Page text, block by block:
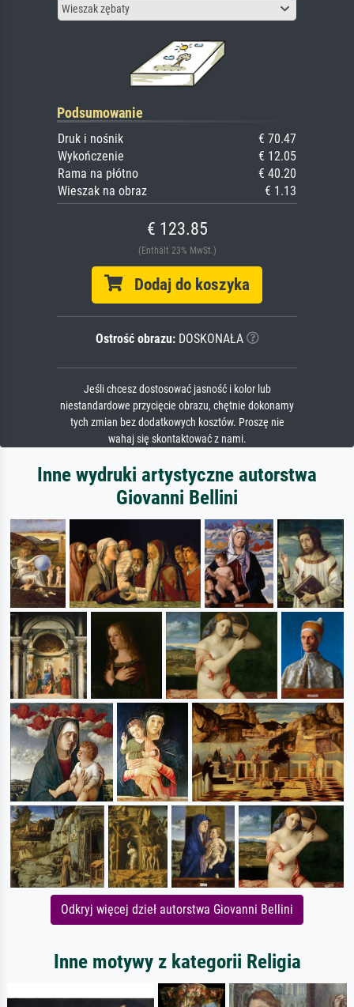
Wieszak zębaty
Podsumowanie
Druk i nośnik
€ 70.47
Wykończenie
€ 12.05
Rama na płótno
€ 40.20
Wieszak na obraz
€ 1.13
€ 123.85
(Enthält 23% MwSt.)
Dodaj do koszyka
Ostrość obrazu:DOSKONAŁA
Jeśli chcesz dostosować jasność i kolor lub
niestandardowe przycięcie obrazu, chętnie dokonamy
tych zmian bez dodatkowych kosztów. Proszę nie
wahaj się skontaktować z nami.
Inne wydruki artystyczne autorstwa
Giovanni Bellini
Odkryj więcej dzieł autorstwa Giovanni Bellini
Inne motywy z kategorii Religia